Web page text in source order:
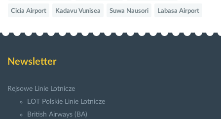
Cicia Airport Kadavu Vunisea Suwa Nausori Labasa Airport
Newsletter
Rejsowe Linie Lotnicze
LOT Polskie Linie Lotnicze
British Airways (BA)